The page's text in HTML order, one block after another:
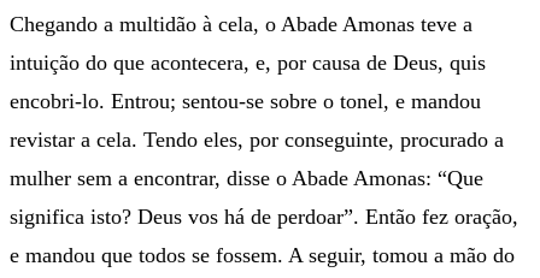
Chegando a multidão à cela, o Abade Amonas teve a
intuição do que acontecera, e, por causa de Deus, quis
encobri-lo. Entrou; sentou-se sobre o tonel, e mandou
revistar a cela. Tendo eles, por conseguinte, procurado a
mulher sem a encontrar, disse o Abade Amonas: “Que
significa isto? Deus vos há de perdoar”. Então fez oração,
e mandou que todos se fossem. A seguir, tomou a mão do